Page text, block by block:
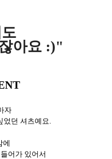
아요 :)"
자
던 셔츠예요.
에
어가 있어서